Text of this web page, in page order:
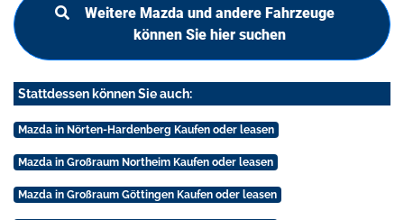
Weitere Mazda und andere Fahrzeuge
können Sie hier suchen
Stattdessen können Sie auch:
Mazda in Nörten-Hardenberg Kaufen oder leasen
Mazda in Großraum Northeim Kaufen oder leasen
Mazda in Großraum Göttingen Kaufen oder leasen